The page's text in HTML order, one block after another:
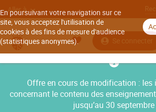
En poursuivant votre navigation sur ce
site, vous acceptez l'utilisation de
cookies à des fins de mesure d'audience
(statistiques anonymes).
Aller à
Se connecter
Offre en cours de modification :
concernant le contenu des
jusqu’au 30 septembre